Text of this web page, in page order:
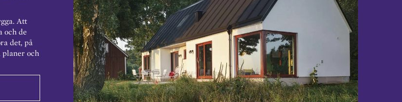
Att
och de
det, på
planer och